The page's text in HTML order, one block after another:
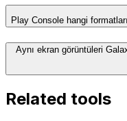
Play Console hangi
Aynı ekran görüntüleri
Related tools